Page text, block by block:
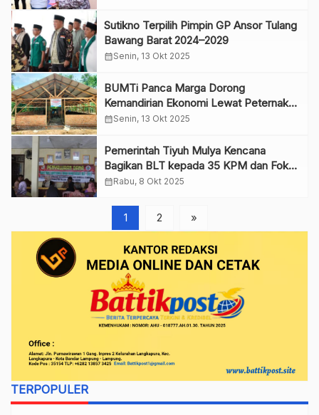
Sutikno Terpilih Pimpin GP Ansor Tulang
Bawang Barat 2024–2029
calendar_monthSenin, 13 Okt 2025
BUMTi Panca Marga Dorong
Kemandirian Ekonomi Lewat Peternakan
Bebek
calendar_monthSenin, 13 Okt 2025
Pemerintah Tiyuh Mulya Kencana
Bagikan BLT kepada 35 KPM dan Fokus
pada Pembangunan
calendar_monthRabu, 8 Okt 2025
1 2 »
TERPOPULER